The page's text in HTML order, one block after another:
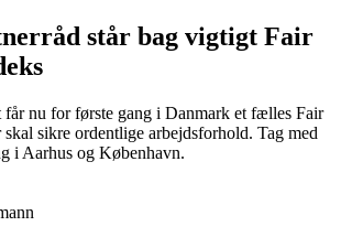
står bag vigtigt Fair
nu for første gang i Danmark et fælles Fair
sikre ordentlige arbejdsforhold. Tag med
i Aarhus og København.